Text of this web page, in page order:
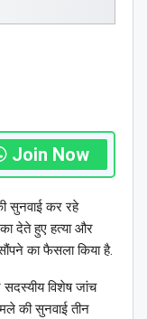
Join Now
सुनवाई कर रहे
देते हुए हत्या और
का फैसला किया है.
सदस्यीय विशेष जांच
की सुनवाई तीन